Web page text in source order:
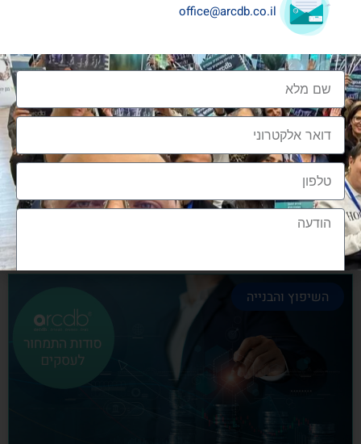
שיתופי פעולה בענף העיצוב והבניה
שיתופי פעולה בענף העיצוב והבניה הם מתכון הכרחי
להצלחה, לנו בארכדיבי יש את הניסיון והיכולת
אלעד גרגיר - מייסד ומנכ"ל arcdb
השיפוץ והבנייה
office@arcdb.co.il
הצטרפות לקהילה